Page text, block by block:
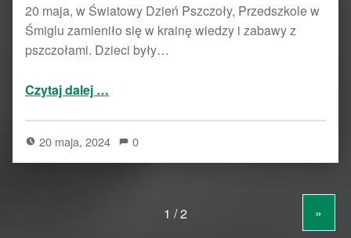
20 maja, w Światowy Dzień Pszczoły, Przedszkole w
Śmiglu zamieniło się w krainę wiedzy i zabawy z
pszczołami. Dzieci były…
Czytaj dalej …
20 maja, 2024 0
»